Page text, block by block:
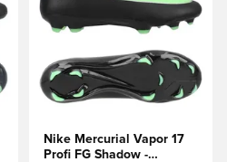
Nike Mercurial Vapor 17
Profi FG Shadow -